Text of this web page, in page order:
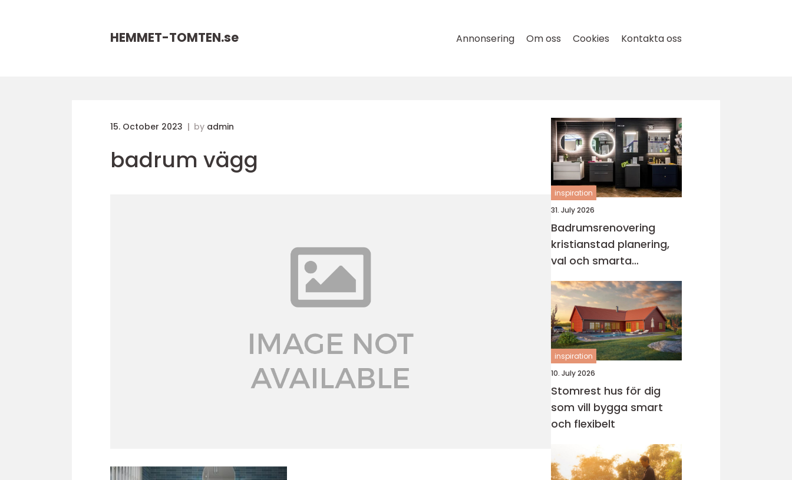
HEMMET-TOMTEN.se Annonsering Om oss Cookies Kontakta oss
15. October 2023 by admin
badrum vägg
inspiration
31. July 2026
Badrumsrenovering
kristianstad planering,
val och smarta
genvägar
inspiration
10. July 2026
Stomrest hus för dig
som vill bygga smart
och flexibelt